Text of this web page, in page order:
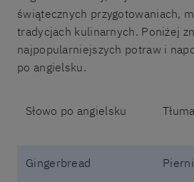
świątecznych przygotowaniach,
tradycjach kulinarnych. Poniżej
najpopularniejszych potraw i
po angielsku.
Słowo po angielsku
Gingerbread